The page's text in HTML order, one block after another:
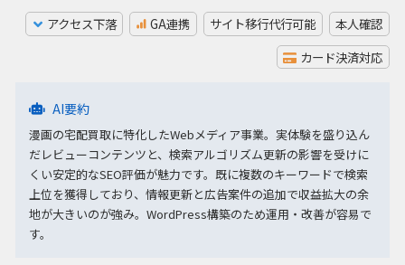
アクセス下落 GA連携 サイト移行代行可能
本人確認
カード決済対応
AI要約
漫画の宅配買取に特化したWebメディア事業。実体験を盛り込ん
だレビューコンテンツと、検索アルゴリズム更新の影響を受けに
くい安定的なSEO評価が魅力です。既に複数のキーワードで検索
上位を獲得しており、情報更新と広告案件の追加で収益拡大の余
地が大きいのが強み。WordPress構築のため運用・改善が容易で
す。